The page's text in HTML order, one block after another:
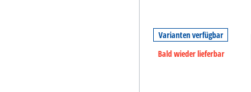
Varianten verfügbar
Bald wieder lieferbar